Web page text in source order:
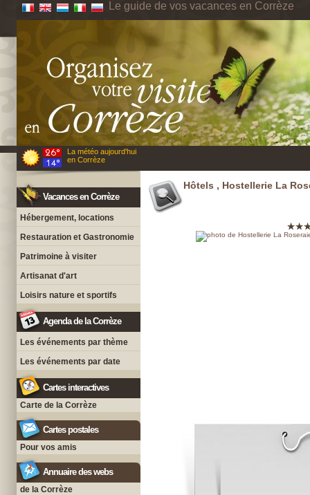
Le guide de vos vacances en Corrèze
La météo aujourd'hui
en Corrèze
Vacances en Corrèze
Hébergement, locations
Restauration et Gastronomie
Patrimoine à visiter
Artisanat d'art
Loisirs nature et sportifs
Agenda de la Corrèze
Les événements par thème
Les événements par date
Cartes interactives
Carte de la Corrèze
Cartes postales
Pour vos amis
Annuaire des webs
de la Corrèze
Hôtels , Hostellerie La